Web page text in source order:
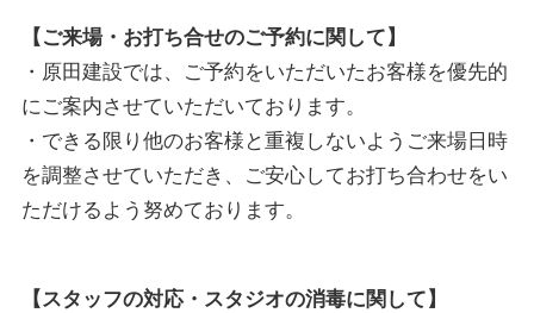
【ご来場・お打ち合せのご予約に関して】
・原田建設では、ご予約をいただいたお客様を優先的
にご案内させていただいております。
・できる限り他のお客様と重複しないようご来場日時
を調整させていただき、ご安心してお打ち合わせをい
ただけるよう努めております。
【スタッフの対応・スタジオの消毒に関して】